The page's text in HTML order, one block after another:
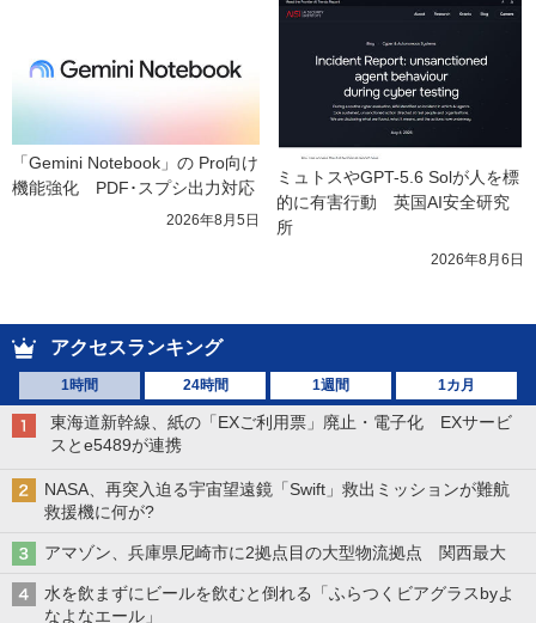
「Gemini Notebook」の Pro向け
機能強化　PDF･スプシ出力対応
2026年8月5日
ミュトスやGPT-5.6 Solが人を標
的に有害行動　英国AI安全研究
所
2026年8月6日
アクセスランキング
1時間 24時間 1週間 1カ月
東海道新幹線、紙の「EXご利用票」廃止・電子化 EXサービ
スとe5489が連携
NASA、再突入迫る宇宙望遠鏡「Swift」救出ミッションが難航
救援機に何が?
アマゾン、兵庫県尼崎市に2拠点目の大型物流拠点 関西最大
水を飲まずにビールを飲むと倒れる「ふらつくビアグラスbyよ
なよなエール」